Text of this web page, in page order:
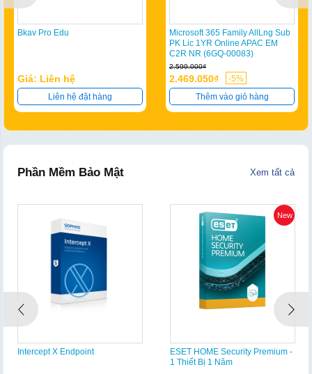
Bkav Pro Edu
Giá: Liên hệ
Liên hệ đặt hàng
Microsoft 365 Family AllLng Sub
PK Lic 1YR Online APAC EM
C2R NR (6GQ-00083)
2.599.000₫
2.469.050₫ -5%
Thêm vào giỏ hàng
Phần Mềm Bảo Mật Xem tất cả
Intercept X Endpoint
New
ESET HOME Security Premium -
1 Thiết Bị 1 Năm